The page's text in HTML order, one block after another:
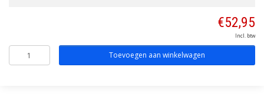
€52,95
Incl. btw
Toevoegen aan winkelwagen